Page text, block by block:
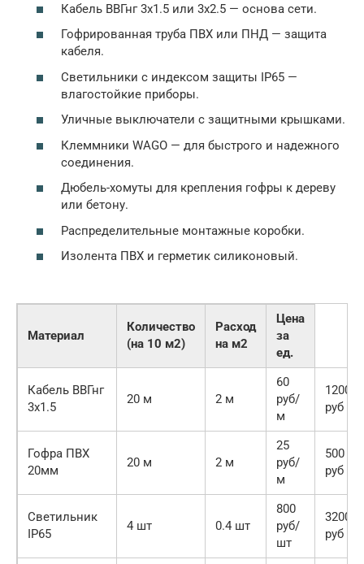
Кабель ВВГнг 3х1.5 или 3х2.5 — основа сети.
Гофрированная труба ПВХ или ПНД — защита
кабеля.
Светильники с индексом защиты IP65 —
влагостойкие приборы.
Уличные выключатели с защитными крышками.
Клеммники WAGO — для быстрого и надежного
соединения.
Дюбель-хомуты для крепления гофры к дереву
или бетону.
Распределительные монтажные коробки.
Изолента ПВХ и герметик силиконовый.
Материал
Количество
(на 10 м2)
Расход
на м2
Цена
за
ед.
Кабель ВВГнг
3х1.5
20 м 2 м
60
руб/
м
1200
руб
Гофра ПВХ
20мм
20 м 2 м
25
руб/
м
500
руб
Светильник
IP65
4 шт 0.4 шт
800
руб/
шт
3200
руб